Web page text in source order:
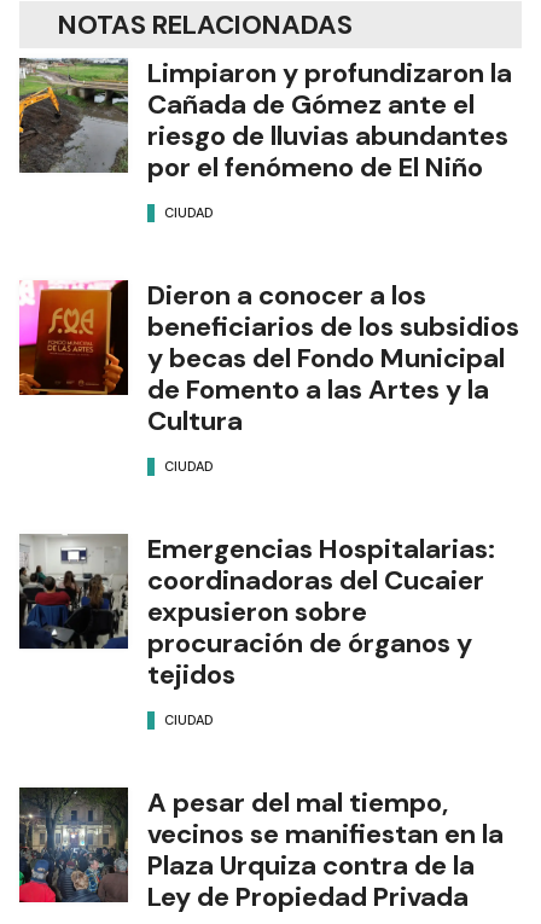
NOTAS RELACIONADAS
Limpiaron y profundizaron la
Cañada de Gómez ante el
riesgo de lluvias abundantes
por el fenómeno de El Niño
CIUDAD
Dieron a conocer a los
beneficiarios de los subsidios
y becas del Fondo Municipal
de Fomento a las Artes y la
Cultura
CIUDAD
Emergencias Hospitalarias:
coordinadoras del Cucaier
expusieron sobre
procuración de órganos y
tejidos
CIUDAD
A pesar del mal tiempo,
vecinos se manifiestan en la
Plaza Urquiza contra de la
Ley de Propiedad Privada